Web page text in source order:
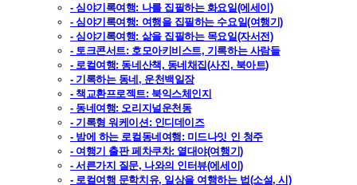
- 심야기록여행: 나를 집필하는 화요일(에세이)
- 심야기록여행: 여행을 집필하는 수요일(여행기)
- 심야기록여행: 삶을 집필하는 목요일(자서전)
- 토크콘서트: 호모아키비스트, 기록하는 사람들
- 로컬여행: 동네산책, 동네채집(사진, 북아트)
- 기록하는 동네, 운천백일장
- 책교환프로젝트: 북익스체인지
- 동네여행: 오리지널운천동
- 기록형 워케이션: 인디데이즈
- 밤에 하는 로컬동네여행: 미드나잇 인 청주
- 여행기 출판 페차쿠차: 열대야(여행기)
- 서른가지 질문, 나와의 인터뷰(에세이)
- 로컬여행 문학치유, 일상을 여행하는 법(소설, 시)